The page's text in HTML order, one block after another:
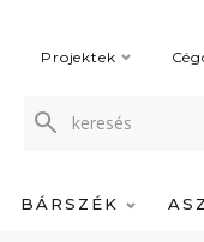
Projektek
BÁRSZÉK